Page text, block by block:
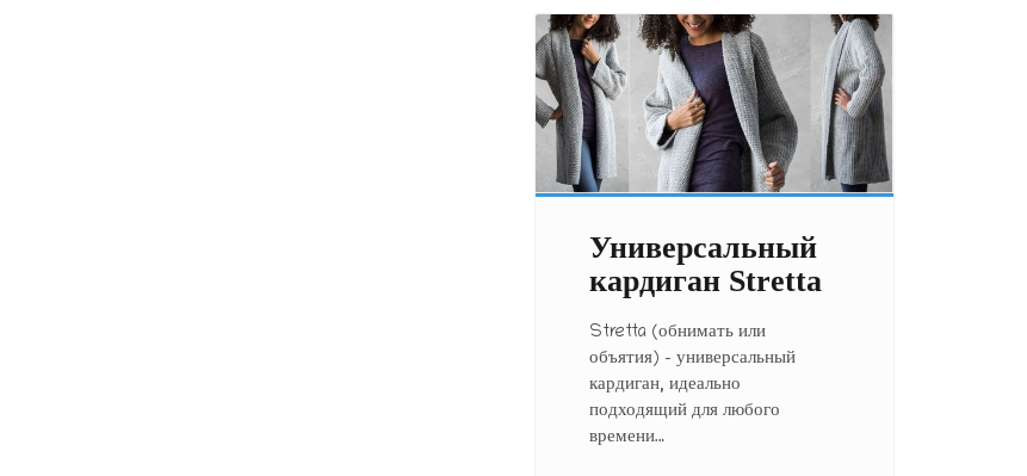
Универсальный
кардиган Stretta
Stretta (обнимать или
объятия) – универсальный
кардиган, идеально
подходящий для любого
времени…